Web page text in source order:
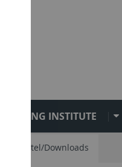
SEJONG INSTITUTE
Hilfsmittel/Downloads